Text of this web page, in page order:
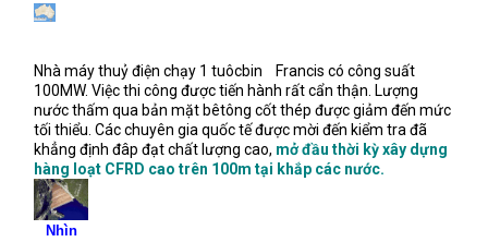
Nhà máy thuỷ điện chạy 1 tuôcbin
Francis có công suất
100MW. Việc thi công được tiến hành rất cẩn thận. Lượng
nước thấm qua bản mặt bêtông cốt thép được giảm đến mức
tối thiểu. Các chuyên gia quốc tế được mời đến kiểm tra đã
khẳng định đâp đạt chất lượng cao, mở đầu thời kỳ xây dựng
hàng loạt CFRD cao trên 100m tại khắp các nước.
Nhìn